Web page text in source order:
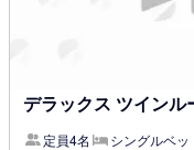
デラックス ツインル
定員4名 シングルベッ